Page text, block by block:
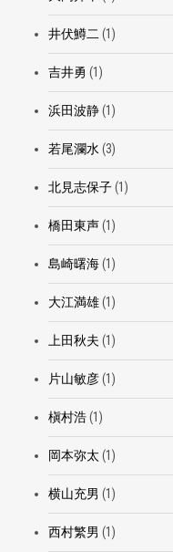
井伏鱒二 (1)
吉井勇 (1)
浜田波静(1)
若尾瀾水 (3)
北見志保子(1)
橋田東声(1)
島崎曙海(1)
大江満雄(1)
上田秋夫 (1)
片山敏彦(1)
槇村浩(1)
岡本弥太 (1)
横山充男 (1)
西村繁男 (1)